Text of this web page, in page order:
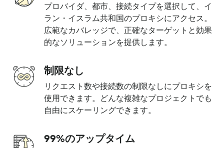
プロバイダ、都市、接続タイプを選択して、イ
ラン・イスラム共和国のプロキシにアクセス。
広範なカバレッジで、正確なターゲットと効果
的なソリューションを提供します。
制限なし
リクエスト数や接続数の制限なしにプロキシを
使用できます。どんな複雑なプロジェクトでも
自由にスケーリングできます。
99%のアップタイム